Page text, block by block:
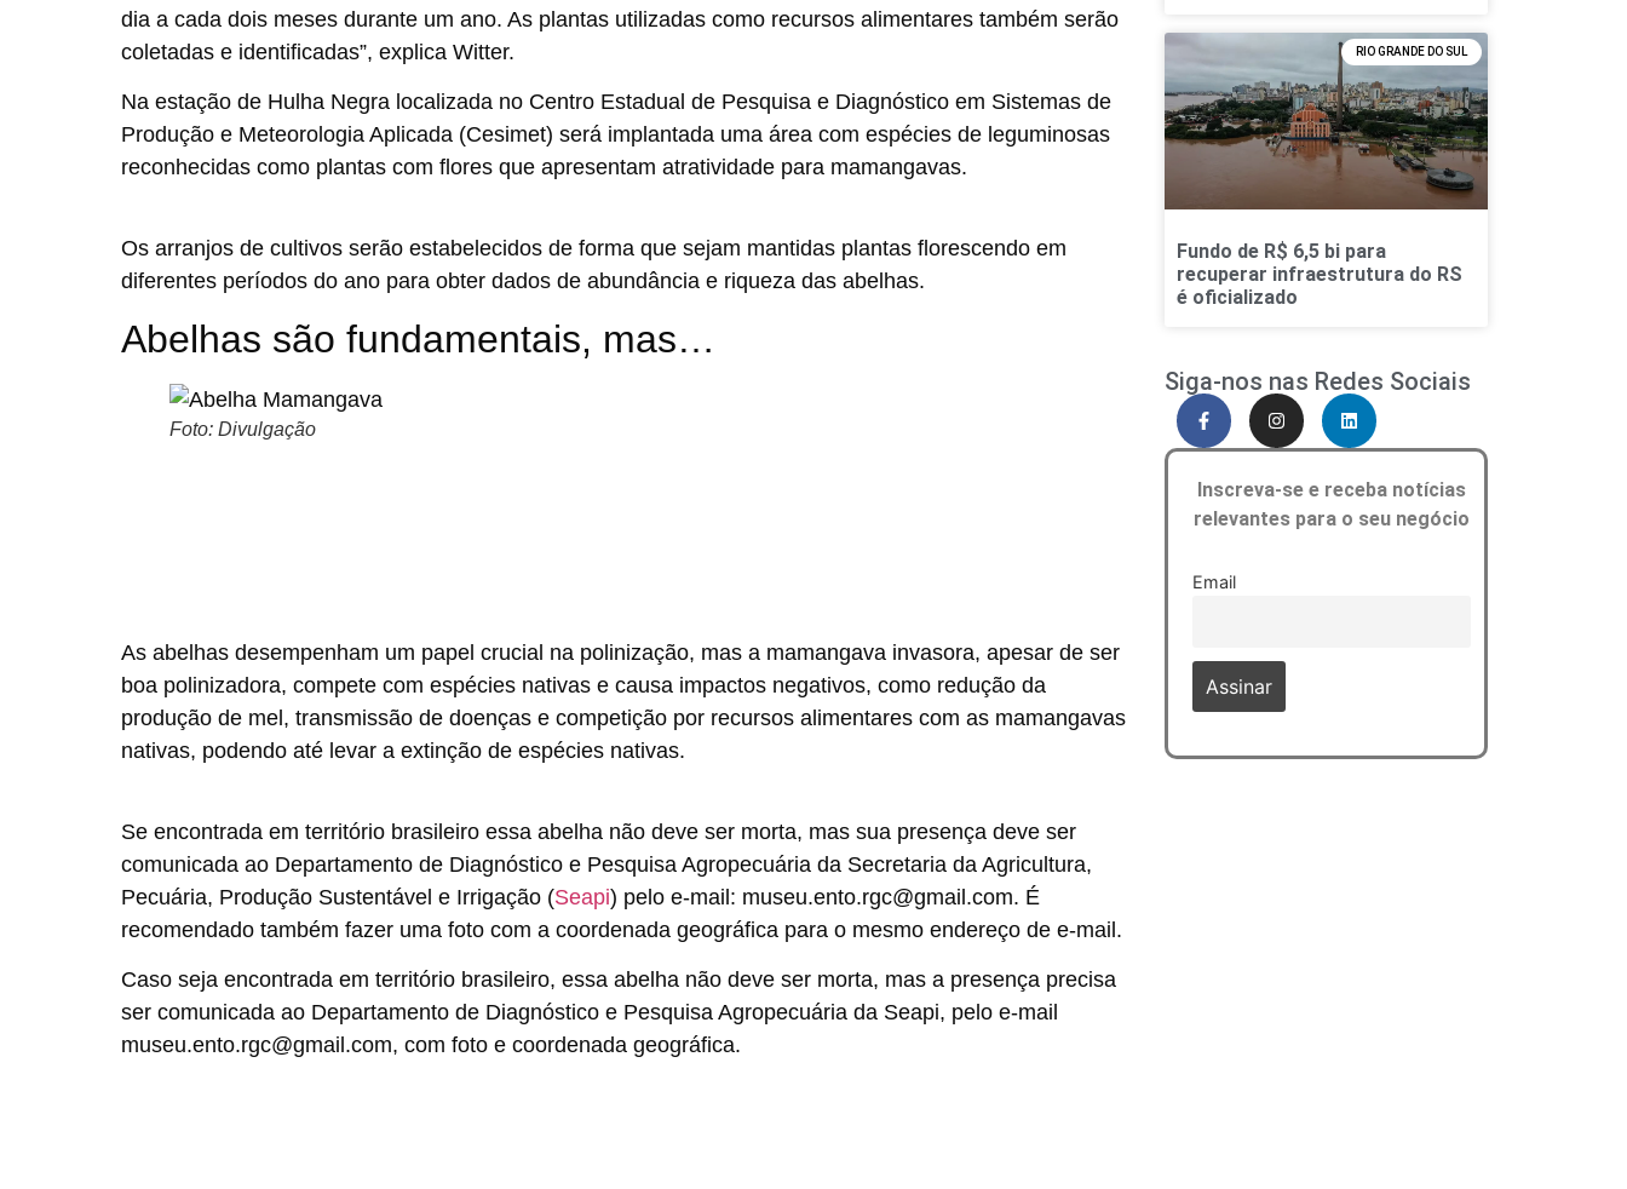
dia a cada dois meses durante um ano. As plantas utilizadas como recursos alimentares também serão
coletadas e identificadas”, explica Witter.
Na estação de Hulha Negra localizada no Centro Estadual de Pesquisa e Diagnóstico em Sistemas de
Produção e Meteorologia Aplicada (Cesimet) será implantada uma área com espécies de leguminosas
reconhecidas como plantas com flores que apresentam atratividade para mamangavas.
Os arranjos de cultivos serão estabelecidos de forma que sejam mantidas plantas florescendo em
diferentes períodos do ano para obter dados de abundância e riqueza das abelhas.
Abelhas são fundamentais, mas…
Foto: Divulgação
As abelhas desempenham um papel crucial na polinização, mas a mamangava invasora, apesar de ser
boa polinizadora, compete com espécies nativas e causa impactos negativos, como redução da
produção de mel, transmissão de doenças e competição por recursos alimentares com as mamangavas
nativas, podendo até levar a extinção de espécies nativas.
Se encontrada em território brasileiro essa abelha não deve ser morta, mas sua presença deve ser
comunicada ao Departamento de Diagnóstico e Pesquisa Agropecuária da Secretaria da Agricultura,
Pecuária, Produção Sustentável e Irrigação (Seapi) pelo e-mail: museu.ento.rgc@gmail.com. É
recomendado também fazer uma foto com a coordenada geográfica para o mesmo endereço de e-mail.
Caso seja encontrada em território brasileiro, essa abelha não deve ser morta, mas a presença precisa
ser comunicada ao Departamento de Diagnóstico e Pesquisa Agropecuária da Seapi, pelo e-mail
museu.ento.rgc@gmail.com, com foto e coordenada geográfica.
RIO GRANDE DO SUL
Fundo de R$ 6,5 bi para
recuperar infraestrutura do RS
é oficializado
Siga-nos nas Redes Sociais
Inscreva-se e receba notícias
relevantes para o seu negócio
Email